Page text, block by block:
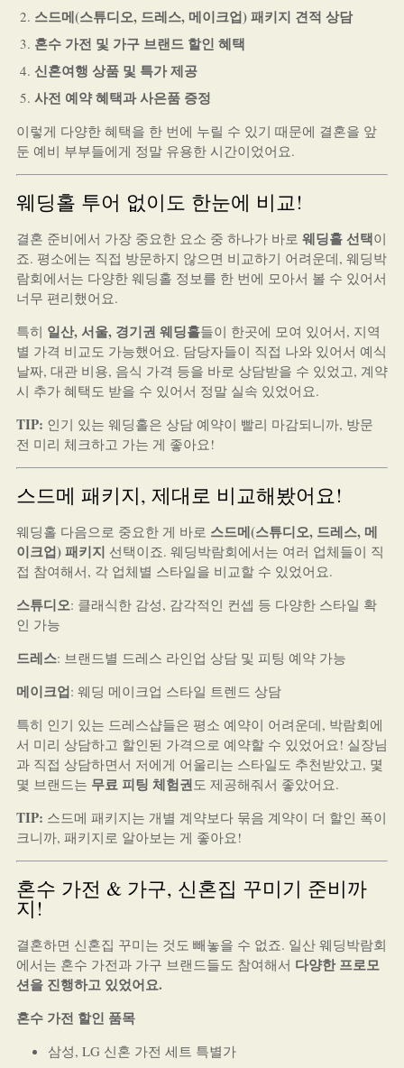
스드메(스튜디오, 드레스, 메이크업) 패키지 견적 상담
혼수 가전 및 가구 브랜드 할인 혜택
신혼여행 상품 및 특가 제공
사전 예약 혜택과 사은품 증정
이렇게 다양한 혜택을 한 번에 누릴 수 있기 때문에 결혼을 앞
둔 예비 부부들에게 정말 유용한 시간이었어요.
웨딩홀 투어 없이도 한눈에 비교!
결혼 준비에서 가장 중요한 요소 중 하나가 바로 웨딩홀 선택이
죠. 평소에는 직접 방문하지 않으면 비교하기 어려운데, 웨딩박
람회에서는 다양한 웨딩홀 정보를 한 번에 모아서 볼 수 있어서
너무 편리했어요.
특히 일산, 서울, 경기권 웨딩홀들이 한곳에 모여 있어서, 지역
별 가격 비교도 가능했어요. 담당자들이 직접 나와 있어서 예식
날짜, 대관 비용, 음식 가격 등을 바로 상담받을 수 있었고, 계약
시 추가 혜택도 받을 수 있어서 정말 실속 있었어요.
TIP: 인기 있는 웨딩홀은 상담 예약이 빨리 마감되니까, 방문
전 미리 체크하고 가는 게 좋아요!
스드메 패키지, 제대로 비교해봤어요!
웨딩홀 다음으로 중요한 게 바로 스드메(스튜디오, 드레스, 메
이크업) 패키지 선택이죠. 웨딩박람회에서는 여러 업체들이 직
접 참여해서, 각 업체별 스타일을 비교할 수 있었어요.
스튜디오: 클래식한 감성, 감각적인 컨셉 등 다양한 스타일 확
인 가능
드레스: 브랜드별 드레스 라인업 상담 및 피팅 예약 가능
메이크업: 웨딩 메이크업 스타일 트렌드 상담
특히 인기 있는 드레스샵들은 평소 예약이 어려운데, 박람회에
서 미리 상담하고 할인된 가격으로 예약할 수 있었어요! 실장님
과 직접 상담하면서 저에게 어울리는 스타일도 추천받았고, 몇
몇 브랜드는 무료 피팅 체험권도 제공해줘서 좋았어요.
TIP: 스드메 패키지는 개별 계약보다 묶음 계약이 더 할인 폭이
크니까, 패키지로 알아보는 게 좋아요!
혼수 가전 & 가구, 신혼집 꾸미기 준비까
지!
결혼하면 신혼집 꾸미는 것도 빼놓을 수 없죠. 일산 웨딩박람회
에서는 혼수 가전과 가구 브랜드들도 참여해서 다양한 프로모
션을 진행하고 있었어요.
혼수 가전 할인 품목
삼성, LG 신혼 가전 세트 특별가